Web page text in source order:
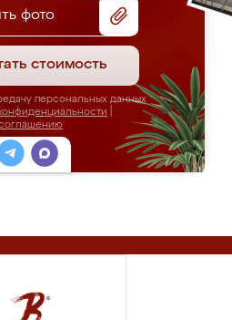
фото
стоимость
персональных данных